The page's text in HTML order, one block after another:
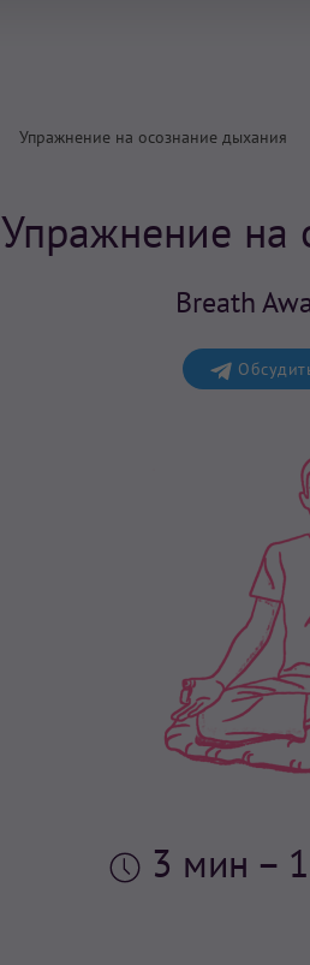
Упражнение на осознание дыхания
Упражнение на
Breath
3 мин –